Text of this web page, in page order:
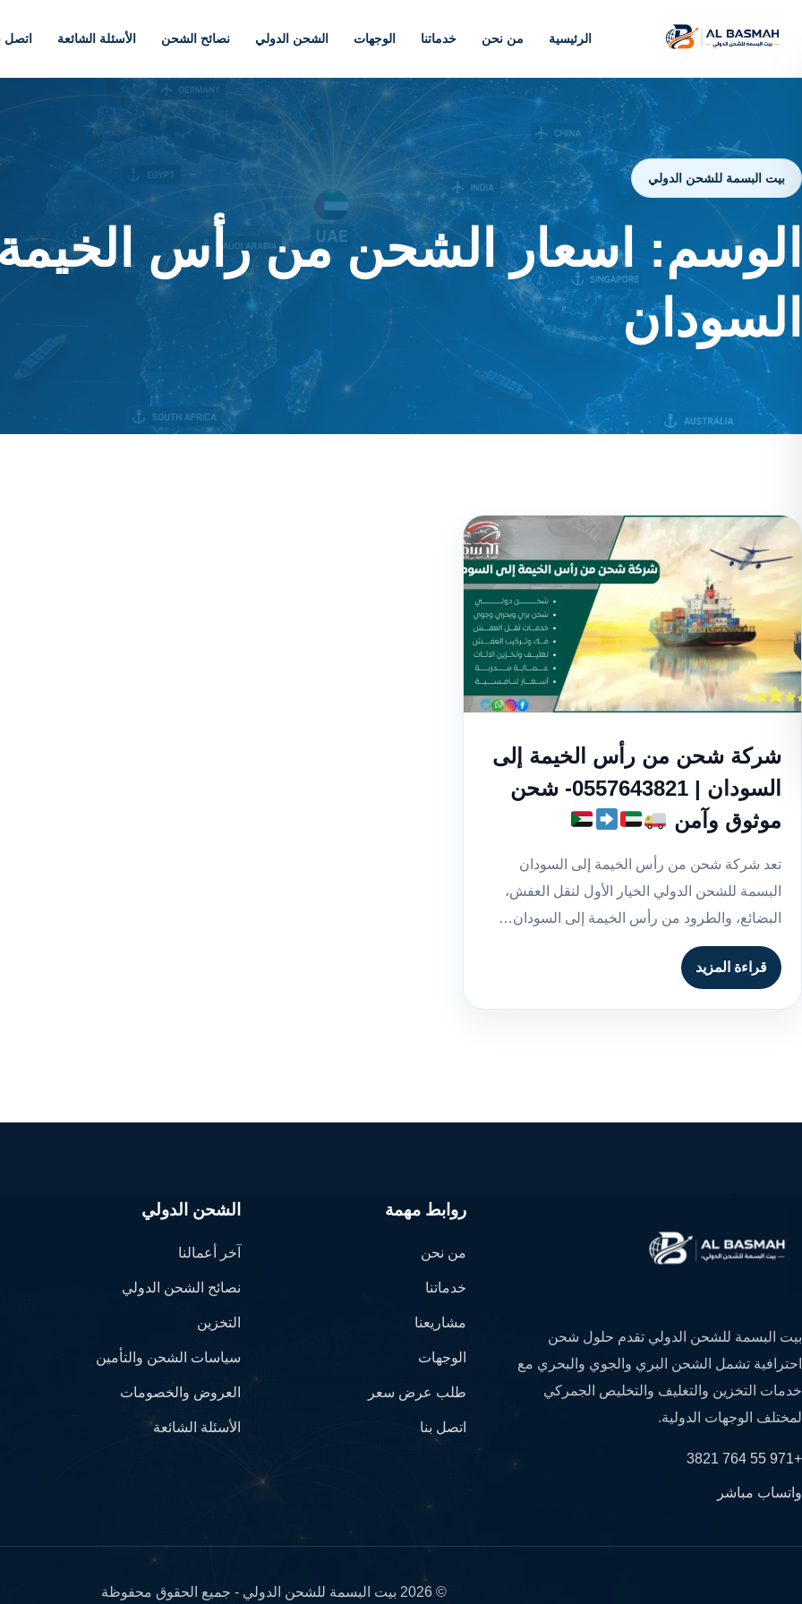
الرئيسية من نحن خدماتنا الوجهات الشحن الدولي نصائح الشحن الأسئلة الشائعة اتصل
بيت البسمة للشحن الدولي
الوسم: اسعار الشحن من رأس
السودان
شركة شحن من رأس الخيمة إلى
السودان | 0557643821- شحن
موثوق وآمن
تعد شركة شحن من رأس الخيمة إلى السودان
البسمة للشحن الدولي الخيار الأول لنقل العفش،
البضائع، والطرود من رأس الخيمة إلى السودان…
قراءة المزيد
بيت البسمة للشحن الدولي تقدم حلول شحن
احترافية تشمل الشحن البري والجوي والبحري مع
خدمات التخزين والتغليف والتخليص الجمركي
لمختلف الوجهات الدولية.
+971 55 764 3821
واتساب مباشر
روابط مهمة
من نحن
خدماتنا
مشاريعنا
الوجهات
طلب عرض سعر
اتصل بنا
الشحن الدولي
آخر أعمالنا
نصائح الشحن الدولي
التخزين
سياسات الشحن والتأمين
العروض والخصومات
الأسئلة الشائعة
© 2026 بيت البسمة للشحن الدولي - جميع الحقوق محفوظة